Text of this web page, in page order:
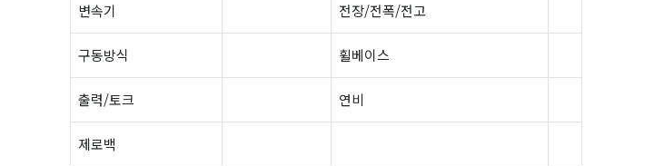
변속기 전장/전폭/전고
구동방식 휠베이스
출력/토크 연비
제로백